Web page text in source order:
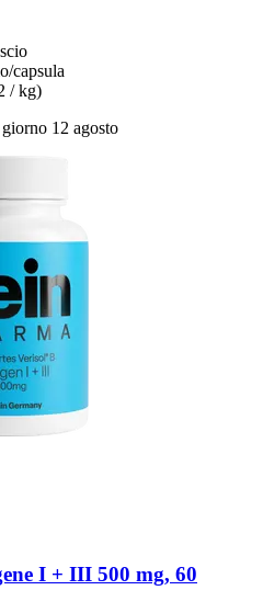
capsula
/ kg)
12 agosto
I + III 500 mg, 60